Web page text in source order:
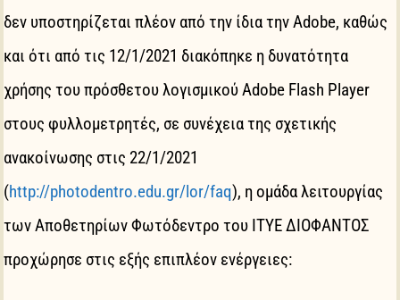
δεν υποστηρίζεται πλέον από την ίδια την Adobe, καθώς
και ότι από τις 12/1/2021 διακόπηκε η δυνατότητα
χρήσης του πρόσθετου λογισμικού Αdobe Flash Player
στους φυλλομετρητές, σε συνέχεια της σχετικής
ανακοίνωσης στις 22/1/2021
(http://photodentro.edu.gr/lor/faq), η ομάδα λειτουργίας
των Αποθετηρίων Φωτόδεντρο του ΙΤΥΕ ΔΙΟΦΑΝΤΟΣ
προχώρησε στις εξής επιπλέον ενέργειες: